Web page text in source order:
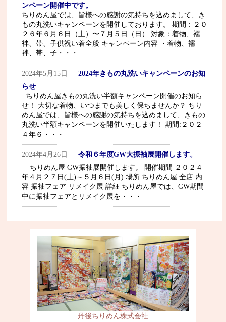
ンペーン開催中です。
ちりめん屋では、皆様への感謝の気持ちを込めまして、き
もの丸洗いキャンペーンを開催しております。 期間：２０
２６年６月６日（土）〜７月５日（日） 対象：着物、襦
袢、帯、子供祝い着全般 キャンペーン内容 ・着物、襦
袢、帯、子・・・
2024年5月15日
2024年きもの丸洗いキャンペーンのお知
らせ
ちりめん屋きもの丸洗い半額キャンペーン開催のお知ら
せ！ 大切な着物、いつまでも美しく保ちませんか？ ちり
めん屋では、皆様への感謝の気持ちを込めまして、きもの
丸洗い半額キャンペーンを開催いたします！ 期間:２０２
４年６・・・
2024年4月26日
令和６年度GW大振袖展開催します。
ちりめん屋 GW振袖展開催します。 開催期間 ２０２４
年４月２７日(土)～５月６日(月) 場所 ちりめん屋 全店 内
容 振袖フェア リメイク展 詳細 ちりめん屋では、GW期間
中に振袖フェアとリメイク展を・・・
丹後ちりめん株式会社